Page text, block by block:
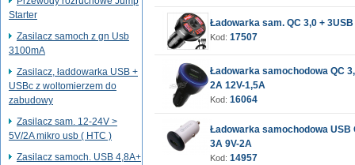
Starter
Zasilacz samoch z gn Usb
3100mA
Zasilacz, ładdowarka USB +
USBc z woltomierzem do
zabudowy
Zasilacz sam. 12-24V >
5V/2A mikro usb ( HTC )
Zasilacz samoch. USB 4,8A+
Ładowarka sam. QC 3,0 + 3USB
Kod: 17507
Ładowarka samochodowa QC
2A 12V-1,5A
Kod: 16064
Ładowarka samochodowa USB
3A 9V-2A
Kod: 14957